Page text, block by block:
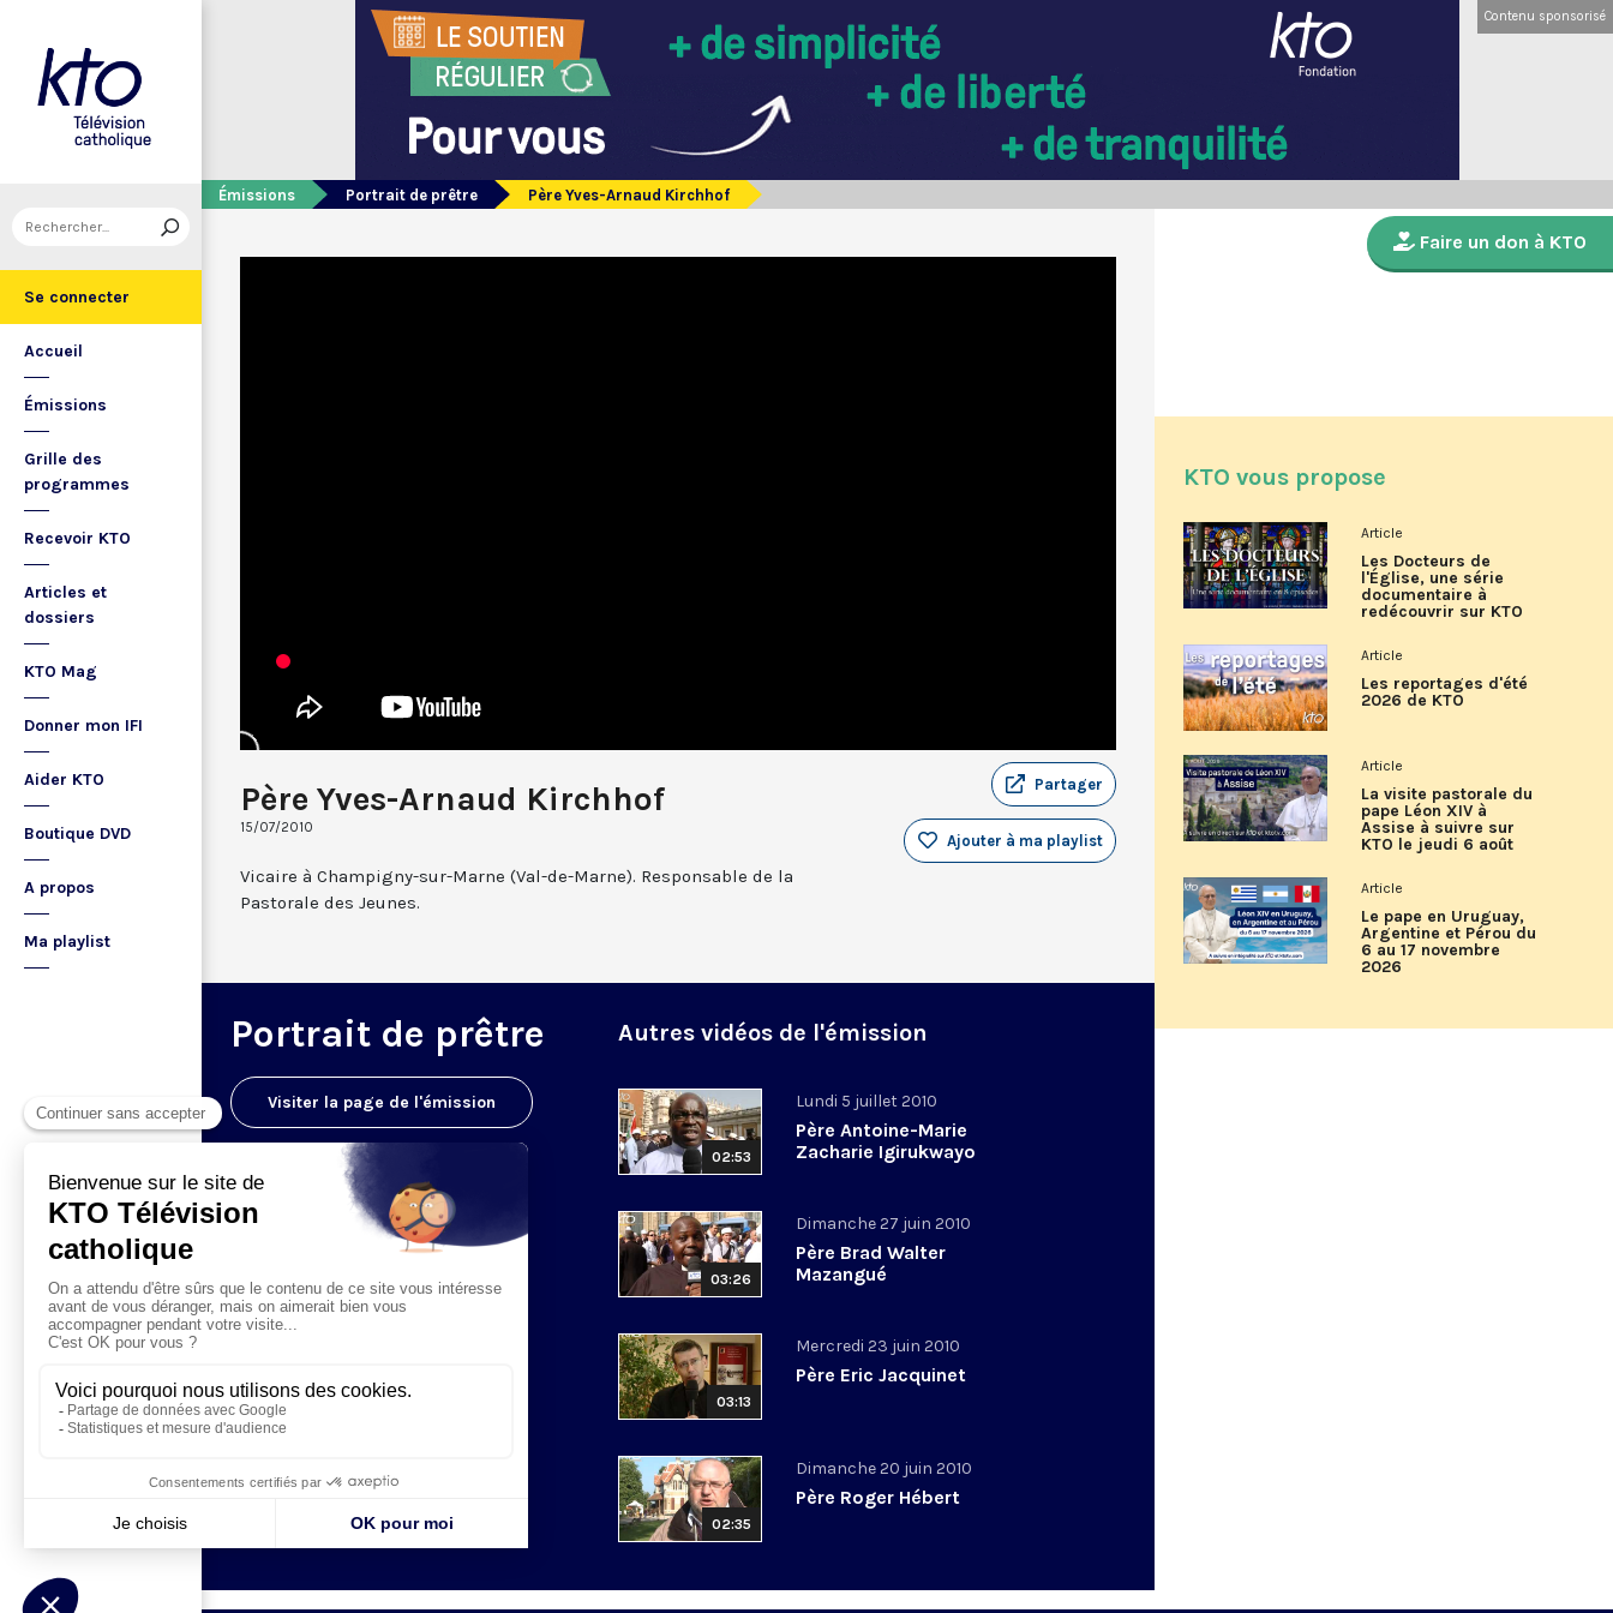
Se connecter
Accueil
Émissions
Grille des
programmes
Recevoir KTO
Articles et
dossiers
KTO Mag
Donner mon IFI
Aider KTO
Boutique DVD
A propos
Ma playlist
Contenu sponsorisé
Émissions Portrait de prêtre Père Yves-Arnaud Kirchhof
Père Yves-Arnaud Kirchhof
15/07/2010
Partager
Ajouter à ma playlist
Vicaire à Champigny-sur-Marne (Val-de-Marne). Responsable de la
Pastorale des Jeunes.
Portrait de prêtre
Visiter la page de l'émission
Autres vidéos de l'émission
02:53
Lundi 5 juillet 2010
Père Antoine-Marie
Zacharie Igirukwayo
03:26
Dimanche 27 juin 2010
Père Brad Walter
Mazangué
03:13
Mercredi 23 juin 2010
Père Eric Jacquinet
02:35
Dimanche 20 juin 2010
Père Roger Hébert
Faire un don à KTO
KTO vous propose
Article
Les Docteurs de
l'Église, une série
documentaire à
redécouvrir sur KTO
Article
Les reportages d'été
2026 de KTO
Article
La visite pastorale du
pape Léon XIV à
Assise à suivre sur
KTO le jeudi 6 août
Article
Le pape en Uruguay,
Argentine et Pérou du
6 au 17 novembre
2026